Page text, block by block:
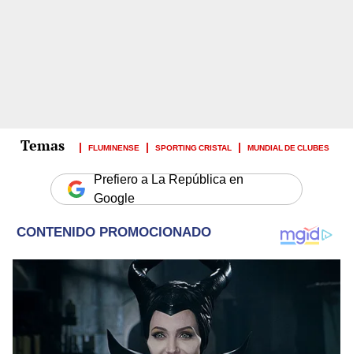
FLUMINENSE SPORTING CRISTAL MUNDIAL DE CLUBES
Prefiero a La República en
Google